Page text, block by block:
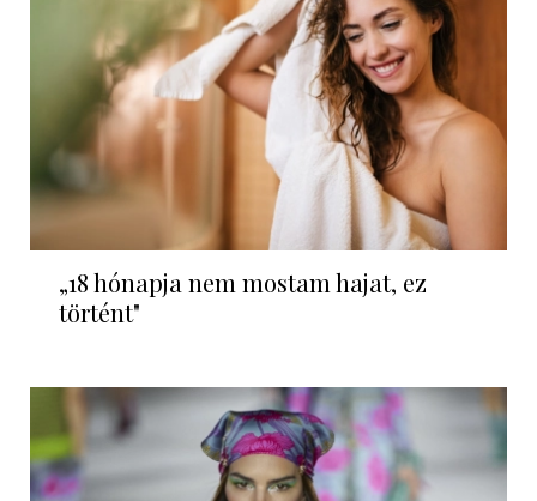
„18 hónapja nem mostam hajat, ez
történt"